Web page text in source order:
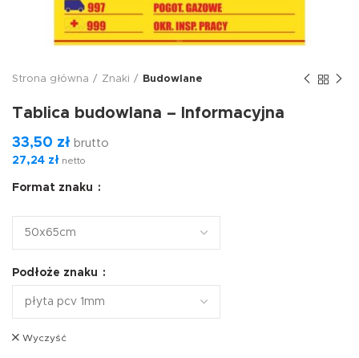
Strona główna Znaki Budowlane
Tablica budowlana – Informacyjna
33,50 zł brutto
27,24 zł netto
Format znaku
Podłoże znaku
Wyczyść